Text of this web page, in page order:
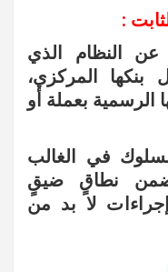
:
النظام الذي
المركزي،
بعملة أو
في الغالب
ضمن نطاقٍ ضيقٍ
لا بد من